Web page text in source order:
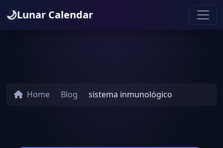
🌙Lunar Calendar
Home Blog sistema inmunológico